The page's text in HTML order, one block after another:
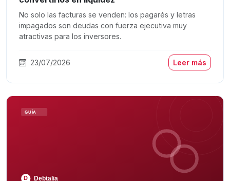
No solo las facturas se venden: los pagarés y letras
impagados son deudas con fuerza ejecutiva muy
atractivas para los inversores.
23/07/2026 Leer más